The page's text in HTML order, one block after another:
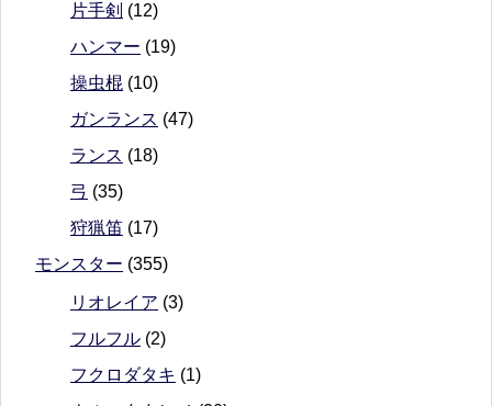
片手剣 (12)
ハンマー (19)
操虫棍 (10)
ガンランス (47)
ランス (18)
弓 (35)
狩猟笛 (17)
モンスター (355)
リオレイア (3)
フルフル (2)
フクロダタキ (1)